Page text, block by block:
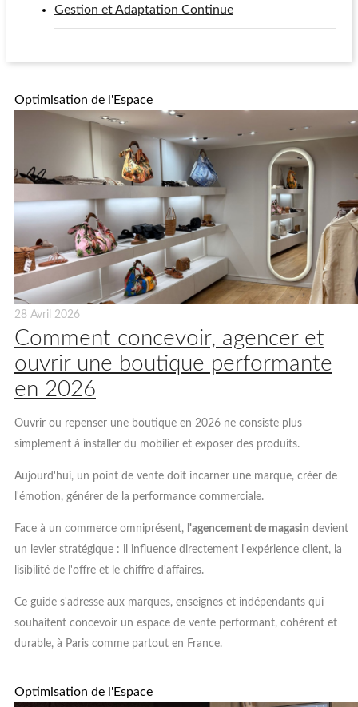
Gestion et Adaptation Continue
Optimisation de l'Espace
28 Avril 2026
Comment concevoir, agencer et
ouvrir une boutique performante
en 2026
Ouvrir ou repenser une boutique en 2026 ne consiste plus
simplement à installer du mobilier et exposer des produits.
Aujourd'hui, un point de vente doit incarner une marque, créer de
l'émotion, générer de la performance commerciale.
Face à un commerce omniprésent, l'agencement de magasin devient
un levier stratégique : il influence directement l'expérience client, la
lisibilité de l'offre et le chiffre d'affaires.
Ce guide s'adresse aux marques, enseignes et indépendants qui
souhaitent concevoir un espace de vente performant, cohérent et
durable, à Paris comme partout en France.
Optimisation de l'Espace